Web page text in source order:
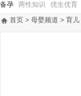
备孕 两性知识 优生优育
首页 > 母婴频道 > 育儿